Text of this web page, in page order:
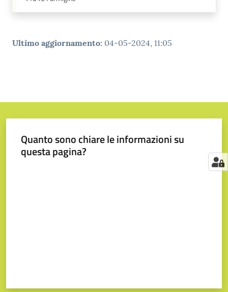
Ultimo aggiornamento: 04-05-2024, 11:05
Quanto sono chiare le informazioni su
questa pagina?